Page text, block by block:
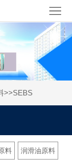
>>SEBS
料 润滑油原料